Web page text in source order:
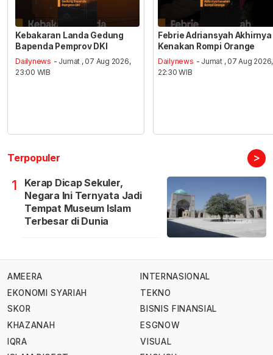
Kebakaran Landa Gedung
Bapenda Pemprov DKI
Dailynews - Jumat , 07 Aug 2026,
23:00 WIB
Febrie Adriansyah Akhirnya
Kenakan Rompi Orange
Dailynews - Jumat , 07 Aug 2026,
22:30 WIB
Terpopuler >
1
Kerap Dicap Sekuler,
Negara Ini Ternyata Jadi
Tempat Museum Islam
Terbesar di Dunia
AMEERA
EKONOMI SYARIAH
SKOR
KHAZANAH
IQRA
INTERNASIONAL
TEKNO
BISNIS FINANSIAL
ESGNOW
VISUAL